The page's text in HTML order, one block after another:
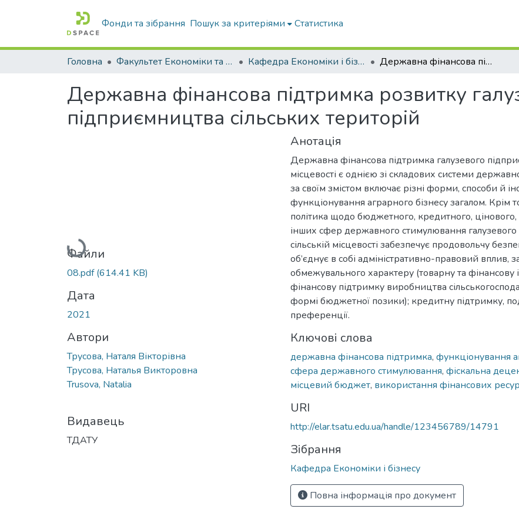
Фонди та зібрання Пошук за критеріями Статистика
Головна Факультет Економіки та бізнесу Кафедра Економіки і бізнесу Державна фінансова підтримка розвитку галузевого підприємництва сільських територій
Державна фінансова підтримка розвитку
підприємництва сільських територій
Вантажиться...
Файли
08.pdf(614.41 KB)
Дата
2021
Автори
Трусова, Наталя Вікторівна
Трусова, Наталья Викторовна
Trusova, Natalia
Видавець
ТДАТУ
Анотація
Державна фінансова підтримка галузевого
місцевості є однією зі складових системи
за своїм змістом включає різні форми, способи й
функціонування аграрного бізнесу загалом. Крім
політика щодо бюджетного, кредитного, цінового,
інших сфер державного стимулювання
сільській місцевості забезпечує продовольчу
об’єднує в собі адміністративно-правовий вплив,
обмежувального характеру (товарну та фінансову
фінансову підтримку виробництва
формі бюджетної позики); кредитну підтримку,
преференції.
Ключові слова
державна фінансова підтримка, функціонування
сфера державного стимулювання, фіскальна
місцевий бюджет, використання фінансових
URI
http://elar.tsatu.edu.ua/handle/123456789/14791
Зібрання
Кафедра Економіки і бізнесу
Повна інформація про документ